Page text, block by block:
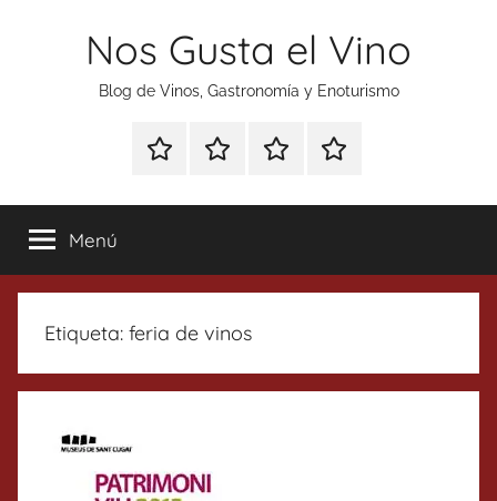
Nos Gusta el Vino
Blog de Vinos, Gastronomía y Enoturismo
Especial
Tonics
Enoturismo
Gastronomía
RankingContacto
Menú
Etiqueta: feria de vinos